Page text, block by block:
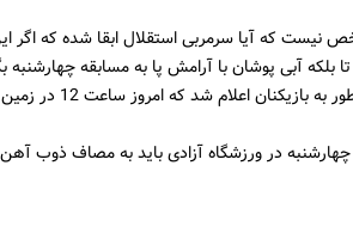
که آیا سرمربی استقلال ابقا شده که اگر این
بلکه آبی پوشان با آرامش پا به مسابقه چهارشنبه
شد که امروز ساعت 12 در زمین شماره 2 آزادی حاضر باشند.
چهارشنبه در ورزشگاه آزادی باید به مصاف ذوب